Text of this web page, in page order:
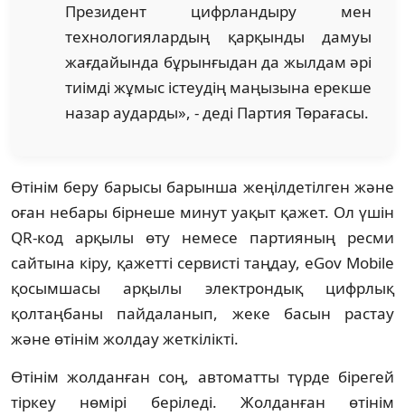
Президент цифрландыру мен
технологиялардың қарқынды дамуы
жағдайында бұрынғыдан да жылдам әрі
тиімді жұмыс істеудің маңызына ерекше
назар аударды», - деді Партия Төрағасы.
Өтінім беру барысы барынша жеңілдетілген және
оған небары бірнеше минут уақыт қажет. Ол үшін
QR-код арқылы өту немесе партияның ресми
сайтына кіру, қажетті сервисті таңдау, eGov Mobile
қосымшасы арқылы электрондық цифрлық
қолтаңбаны пайдаланып, жеке басын растау
және өтінім жолдау жеткілікті.
Өтінім жолданған соң, автоматты түрде бірегей
тіркеу нөмірі беріледі. Жолданған өтінім